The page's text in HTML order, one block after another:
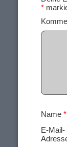
*
Name *
E-Mail-